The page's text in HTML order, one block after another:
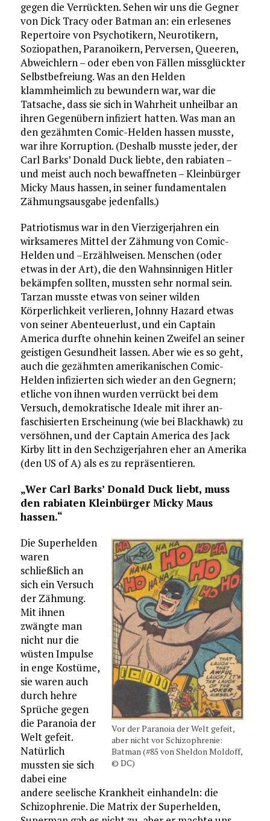
gegen die Verrückten. Sehen wir uns die Gegner
von Dick Tracy oder Batman an: ein erlesenes
Repertoire von Psychotikern, Neurotikern,
Soziopathen, Paranoikern, Perversen, Queeren,
Abweichlern – oder eben von Fällen missglückter
Selbstbefreiung. Was an den Helden
klammheimlich zu bewundern war, war die
Tatsache, dass sie sich in Wahrheit unheilbar an
ihren Gegenübern infiziert hatten. Was man an
den gezähmten Comic-Helden hassen musste,
war ihre Korruption. (Deshalb musste jeder, der
Carl Barks’ Donald Duck liebte, den rabiaten –
und meist auch noch bewaffneten – Kleinbürger
Micky Maus hassen, in seiner fundamentalen
Zähmungsausgabe jedenfalls.)
Patriotismus war in den Vierzigerjahren ein
wirksameres Mittel der Zähmung von Comic-
Helden und –Erzählweisen. Menschen (oder
etwas in der Art), die den Wahnsinnigen Hitler
bekämpfen sollten, mussten sehr normal sein.
Tarzan musste etwas von seiner wilden
Körperlichkeit verlieren, Johnny Hazard etwas
von seiner Abenteuerlust, und ein Captain
America durfte ohnehin keinen Zweifel an seiner
geistigen Gesundheit lassen. Aber wie es so geht,
auch die gezähmten amerikanischen Comic-
Helden infizierten sich wieder an den Gegnern;
etliche von ihnen wurden verrückt bei dem
Versuch, demokratische Ideale mit ihrer an-
faschisierten Erscheinung (wie bei Blackhawk) zu
versöhnen, und der Captain America des Jack
Kirby litt in den Sechzigerjahren eher an Amerika
(den US of A) als es zu repräsentieren.
„Wer Carl Barks’ Donald Duck liebt, muss
den rabiaten Kleinbürger Micky Maus
hassen.“
Vor der Paranoia der Welt gefeit,
aber nicht vor Schizophrenie:
Batman (#85 von Sheldon Moldoff,
© DC)
Die Superhelden
waren
schließlich an
sich ein Versuch
der Zähmung.
Mit ihnen
zwängte man
nicht nur die
wüsten Impulse
in enge Kostüme,
sie waren auch
durch hehre
Sprüche gegen
die Paranoia der
Welt gefeit.
Natürlich
mussten sie sich
dabei eine
andere seelische Krankheit einhandeln: die
Schizophrenie. Die Matrix der Superhelden,